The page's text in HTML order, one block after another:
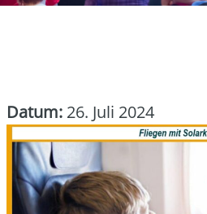
Datum: 26. Juli 2024